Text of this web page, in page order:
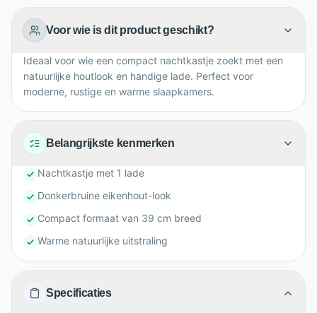
Voor wie is dit product geschikt?
Ideaal voor wie een compact nachtkastje zoekt met een
natuurlijke houtlook en handige lade. Perfect voor
moderne, rustige en warme slaapkamers.
Belangrijkste kenmerken
Nachtkastje met 1 lade
Donkerbruine eikenhout-look
Compact formaat van 39 cm breed
Warme natuurlijke uitstraling
Specificaties